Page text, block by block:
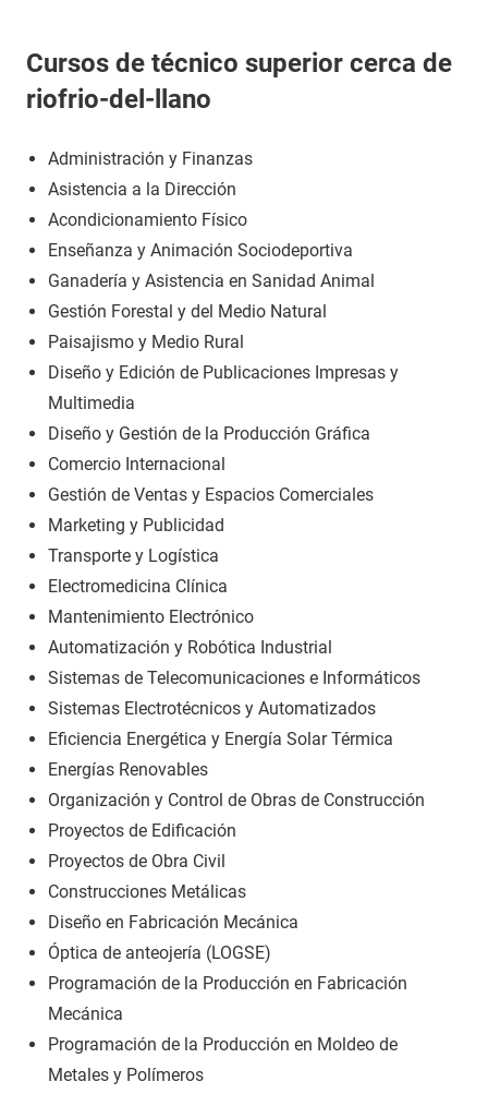
Cursos de técnico superior cerca de
riofrio-del-llano
Administración y Finanzas
Asistencia a la Dirección
Acondicionamiento Físico
Enseñanza y Animación Sociodeportiva
Ganadería y Asistencia en Sanidad Animal
Gestión Forestal y del Medio Natural
Paisajismo y Medio Rural
Diseño y Edición de Publicaciones Impresas y
Multimedia
Diseño y Gestión de la Producción Gráfica
Comercio Internacional
Gestión de Ventas y Espacios Comerciales
Marketing y Publicidad
Transporte y Logística
Electromedicina Clínica
Mantenimiento Electrónico
Automatización y Robótica Industrial
Sistemas de Telecomunicaciones e Informáticos
Sistemas Electrotécnicos y Automatizados
Eficiencia Energética y Energía Solar Térmica
Energías Renovables
Organización y Control de Obras de Construcción
Proyectos de Edificación
Proyectos de Obra Civil
Construcciones Metálicas
Diseño en Fabricación Mecánica
Óptica de anteojería (LOGSE)
Programación de la Producción en Fabricación
Mecánica
Programación de la Producción en Moldeo de
Metales y Polímeros